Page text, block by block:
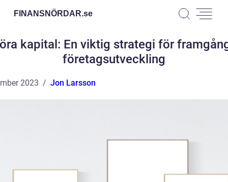
FINANSNÖRDAR.se
kapital: En viktig strategi för
företagsutveckling
2023 Jon Larsson